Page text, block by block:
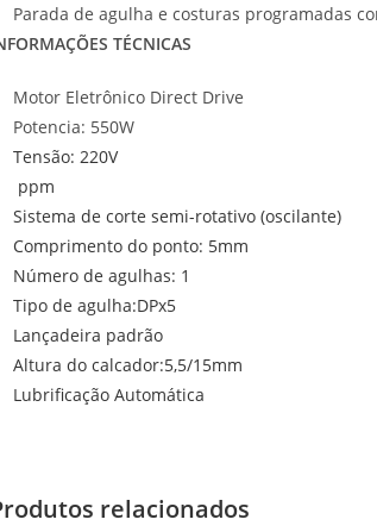
Parada de agulha e costuras programadas
TÉCNICAS
Motor Eletrônico Direct Drive
Potencia: 550W
Tensão: 220V
ppm
Sistema de corte semi-rotativo (oscilante)
Comprimento do ponto: 5mm
Número de agulhas: 1
Tipo de agulha:DPx5
Lançadeira padrão
Altura do calcador:5,5/15mm
Lubrificação Automática
relacionados